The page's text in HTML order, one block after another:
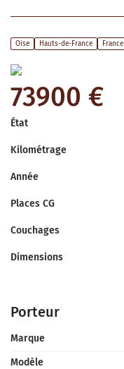
Oise Hauts-de-France France
73900 €
État
Kilométrage
Année
Places CG
Couchages
Dimensions
Porteur
Marque
Modèle